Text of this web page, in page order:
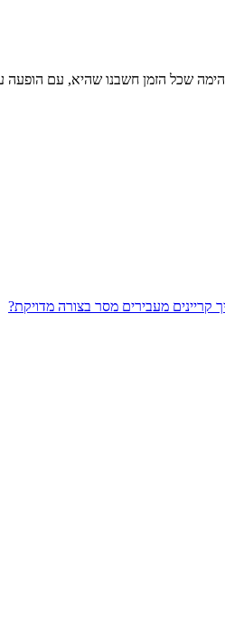
שכל הזמן חשבנו שהיא, עם
קריינים מעבירים מסר בצורה מדויקת?